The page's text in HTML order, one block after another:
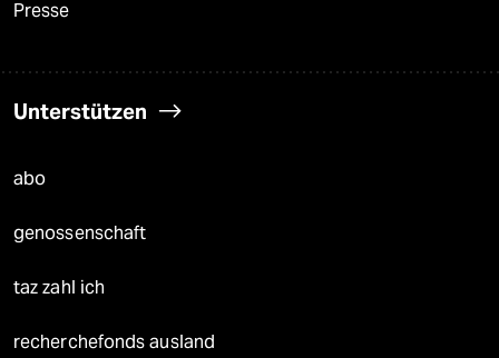
Presse
Unterstützen
abo
genossenschaft
taz zahl ich
recherchefonds ausland